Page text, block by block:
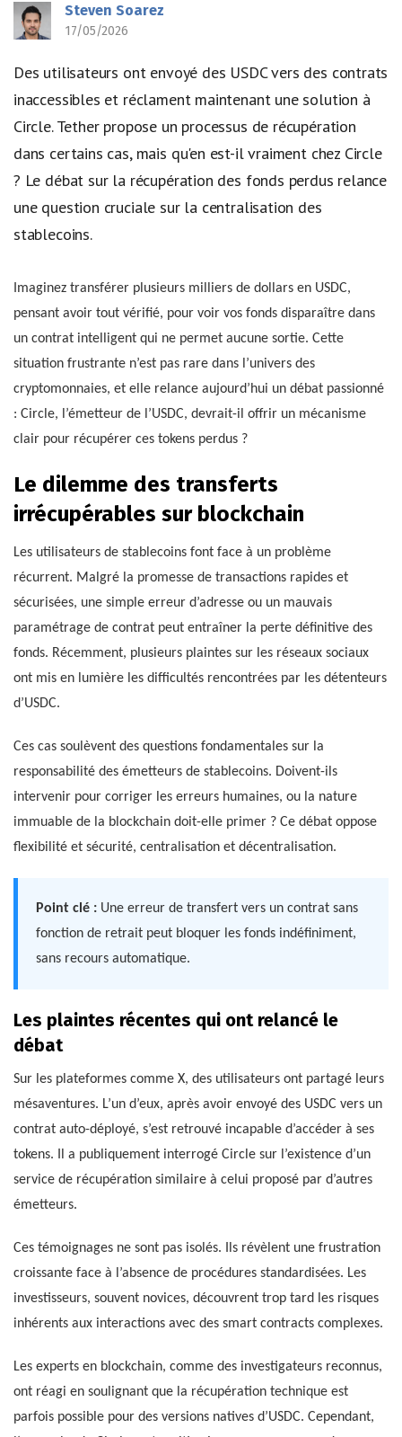
Steven Soarez
17/05/2026
Des utilisateurs ont envoyé des USDC vers des contrats
inaccessibles et réclament maintenant une solution à
Circle. Tether propose un processus de récupération
dans certains cas, mais qu'en est-il vraiment chez Circle
? Le débat sur la récupération des fonds perdus relance
une question cruciale sur la centralisation des
stablecoins.
Imaginez transférer plusieurs milliers de dollars en USDC,
pensant avoir tout vérifié, pour voir vos fonds disparaître dans
un contrat intelligent qui ne permet aucune sortie. Cette
situation frustrante n’est pas rare dans l’univers des
cryptomonnaies, et elle relance aujourd’hui un débat passionné
: Circle, l’émetteur de l’USDC, devrait-il offrir un mécanisme
clair pour récupérer ces tokens perdus ?
Le dilemme des transferts
irrécupérables sur blockchain
Les utilisateurs de stablecoins font face à un problème
récurrent. Malgré la promesse de transactions rapides et
sécurisées, une simple erreur d’adresse ou un mauvais
paramétrage de contrat peut entraîner la perte définitive des
fonds. Récemment, plusieurs plaintes sur les réseaux sociaux
ont mis en lumière les difficultés rencontrées par les détenteurs
d’USDC.
Ces cas soulèvent des questions fondamentales sur la
responsabilité des émetteurs de stablecoins. Doivent-ils
intervenir pour corriger les erreurs humaines, ou la nature
immuable de la blockchain doit-elle primer ? Ce débat oppose
flexibilité et sécurité, centralisation et décentralisation.
Point clé : Une erreur de transfert vers un contrat sans
fonction de retrait peut bloquer les fonds indéfiniment,
sans recours automatique.
Les plaintes récentes qui ont relancé le
débat
Sur les plateformes comme X, des utilisateurs ont partagé leurs
mésaventures. L’un d’eux, après avoir envoyé des USDC vers un
contrat auto-déployé, s’est retrouvé incapable d’accéder à ses
tokens. Il a publiquement interrogé Circle sur l’existence d’un
service de récupération similaire à celui proposé par d’autres
émetteurs.
Ces témoignages ne sont pas isolés. Ils révèlent une frustration
croissante face à l’absence de procédures standardisées. Les
investisseurs, souvent novices, découvrent trop tard les risques
inhérents aux interactions avec des smart contracts complexes.
Les experts en blockchain, comme des investigateurs reconnus,
ont réagi en soulignant que la récupération technique est
parfois possible pour des versions natives d’USDC. Cependant,